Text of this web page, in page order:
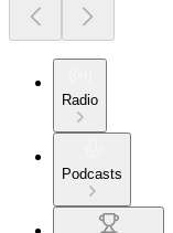
Radio
Podcasts